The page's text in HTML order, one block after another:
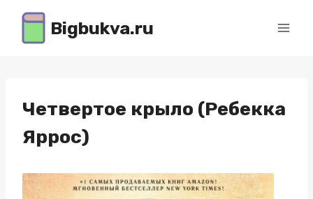
Перейти
содержимому
Bigbukva.ru
Четвертое крыло (Ребекка
Яррос)